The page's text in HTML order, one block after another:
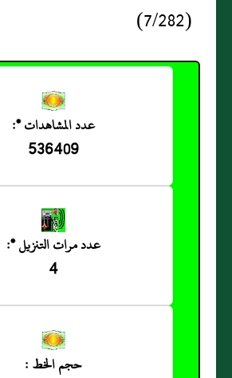
(7/282)
عدد المشاهدات *:
536409
عدد مرات التنزيل *:
4
حجم الخط :